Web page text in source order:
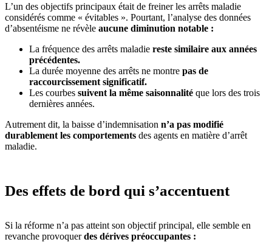
L’un des objectifs principaux était de freiner les arrêts maladie
considérés comme « évitables ». Pourtant, l’analyse des données
d’absentéisme ne révèle aucune diminution notable :
La fréquence des arrêts maladie reste similaire aux années
précédentes.
La durée moyenne des arrêts ne montre pas de
raccourcissement significatif.
Les courbes suivent la même saisonnalité que lors des trois
dernières années.
Autrement dit, la baisse d’indemnisation n’a pas modifié
durablement les comportements des agents en matière d’arrêt
maladie.
Des effets de bord qui s’accentuent
Si la réforme n’a pas atteint son objectif principal, elle semble en
revanche provoquerdes dérives préoccupantes :